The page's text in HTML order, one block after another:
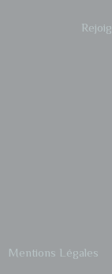
Mentions Légales